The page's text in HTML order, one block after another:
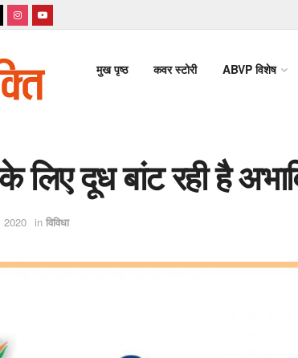
मुख पृष्ठ कवर स्टोरी ABVP विशेष
लिए दूध बांट रही है
2020 in विविधा